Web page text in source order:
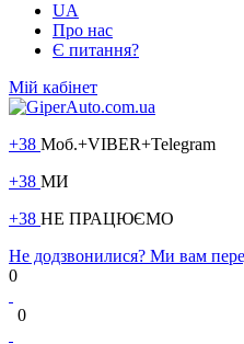
UA
Про нас
Є питання?
Мій кабінет
+38 Моб.+VIBER+Telegram
+38 МИ
+38 НЕ ПРАЦЮЄМО
Не додзвонилися? Ми вам
0
0